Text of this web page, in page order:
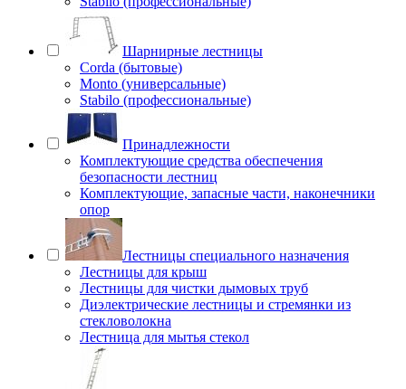
Шарнирные лестницы
Corda (бытовые)
Monto (универсальные)
Stabilo (профессиональные)
Принадлежности
Комплектующие средства обеспечения
безопасности лестниц
Комплектующие, запасные части, наконечники
опор
Лестницы специального назначения
Лестницы для крыш
Лестницы для чистки дымовых труб
Диэлектрические лестницы и стремянки из
стекловолокна
Лестница для мытья стекол